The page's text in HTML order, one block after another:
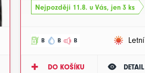
Nejpozději 11.8. u Vás, jen 3 ks
B B B Letní
DO KOŠÍKU DETAIL